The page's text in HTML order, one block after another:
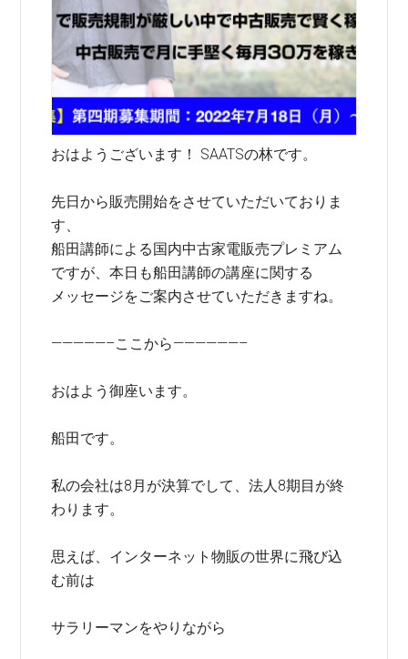
おはようございます！ SAATSの林です。
先日から販売開始をさせていただいておりま
す、
船田講師による国内中古家電販売プレミアム
ですが、本日も船田講師の講座に関する
メッセージをご案内させていただきますね。
—————–ここから——————–
おはよう御座います。
船田です。
私の会社は8月が決算でして、法人8期目が終
わります。
思えば、インターネット物販の世界に飛び込
む前は
サラリーマンをやりながら